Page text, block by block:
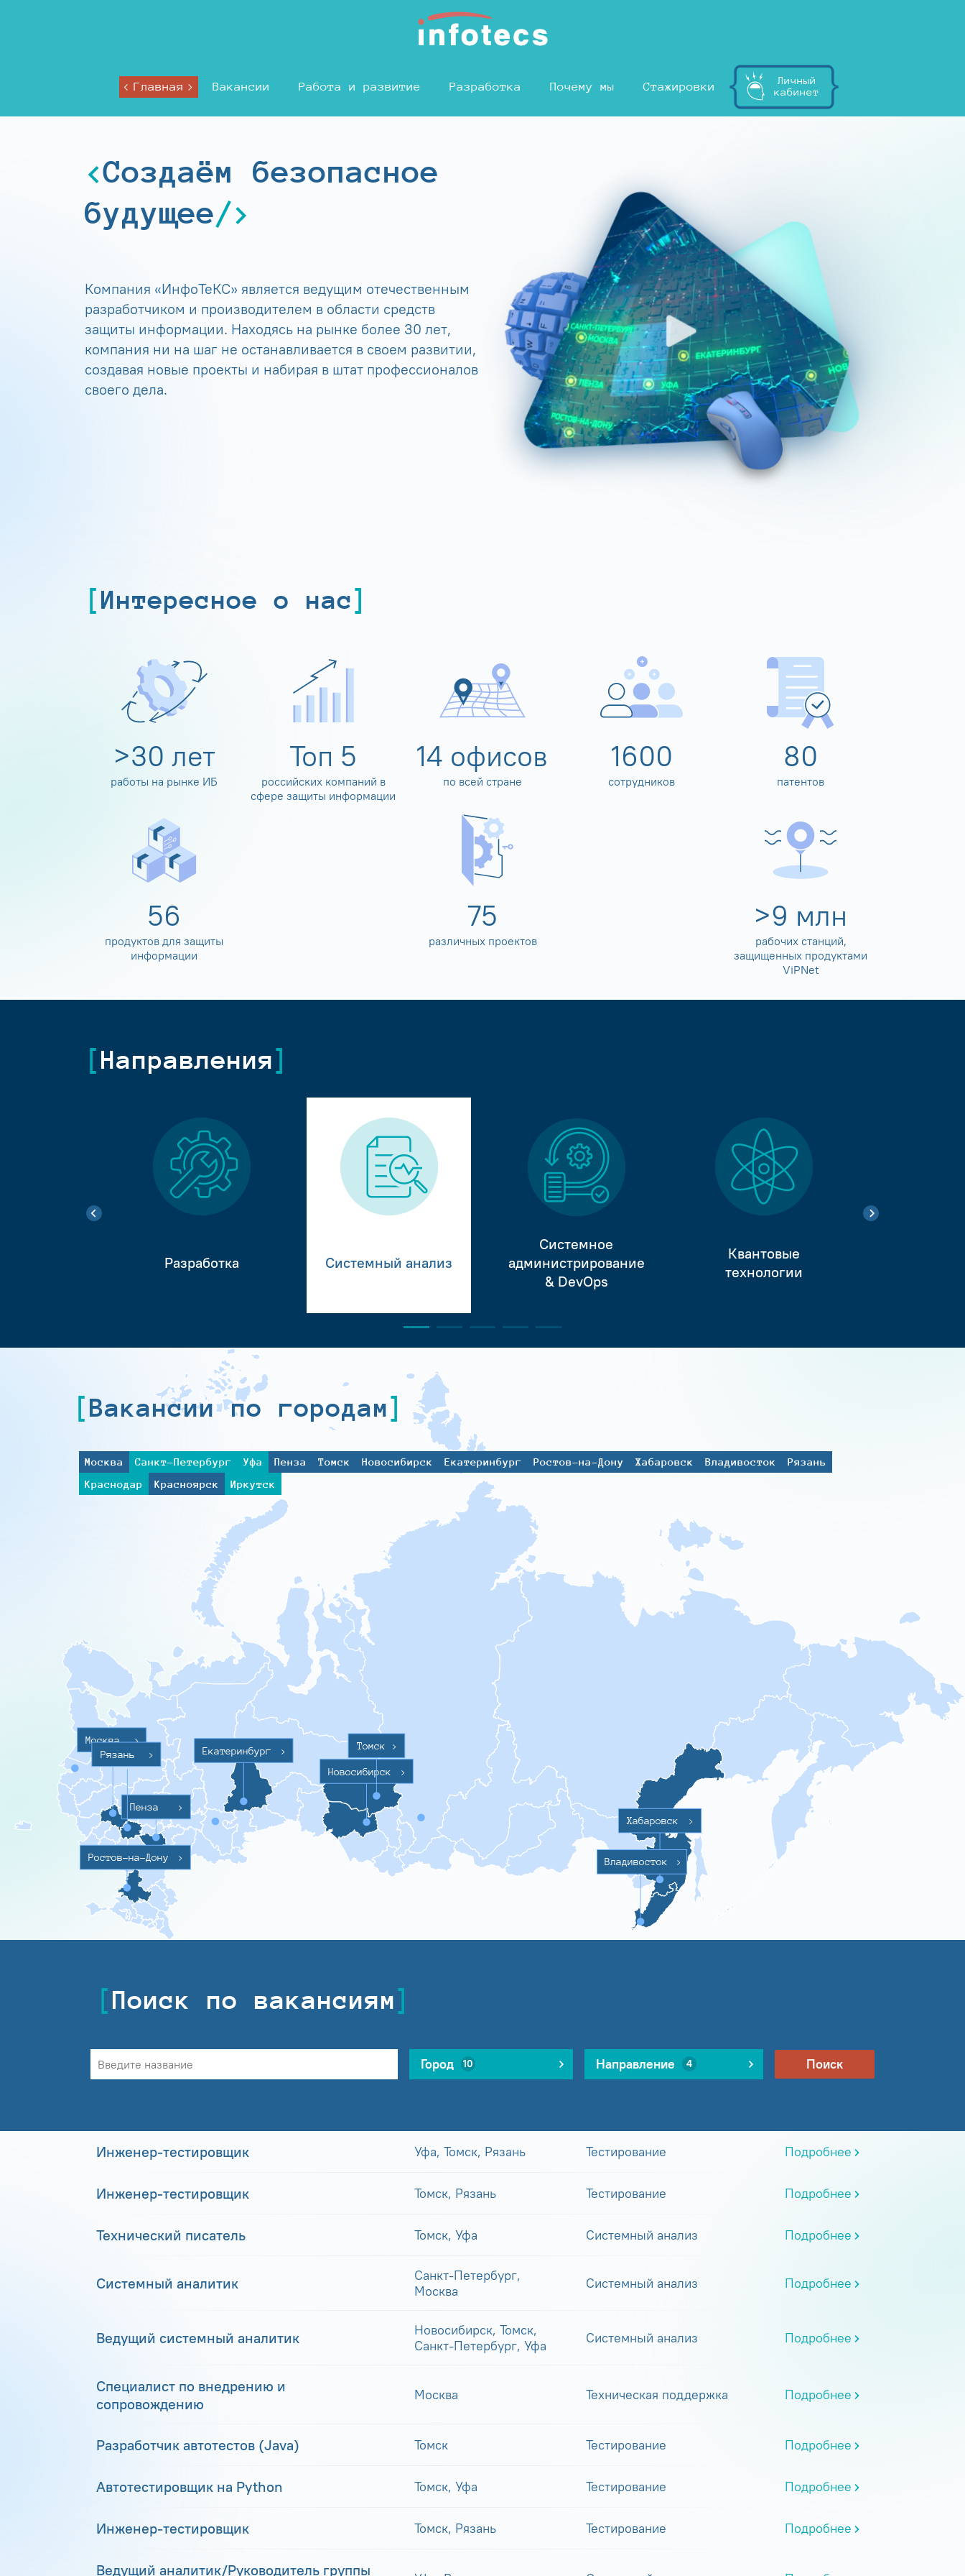
Главная Вакансии Работа и развитие Разработка Почему мы Стажировки
Личный
кабинет
Создаём безопасное
будущее
Компания «ИнфоТеКС» является ведущим отечественным
разработчиком и производителем в области средств
защиты информации. Находясь на рынке более 30 лет,
компания ни на шаг не останавливается в своем развитии,
создавая новые проекты и набирая в штат профессионалов
своего дела.
Интересное о нас
>30 лет
работы на рынке ИБ
Топ 5
российских компаний в
сфере защиты информации
14 офисов
по всей стране
1600
сотрудников
80
патентов
60
продуктов для защиты
информации
80
различных проектов
>10 млн
рабочих станций,
защищенных продуктами
ViPNet
Направления
Разработка Системный анализ
Системное
администрирование
& DevOps
Квантовые
технологии
Вакансии по городам
Москва Санкт-Петербург Уфа Пенза Томск Новосибирск Екатеринбург Ростов-на-Дону Хабаровск Владивосток
Рязань
Краснодар
Красноярск Иркутск
Москва >
Ростов-на-Дону >
Пенза >
Екатеринбург
>
Новосибирск
>
Томск >
Хабаровск >
Владивосток >
Рязань >
Поиск по вакансиям
Город 10 Направление 4 Поиск
Инженер-тестировщик Уфа, Томск, Рязань Тестирование Подробнее
Инженер-тестировщик Томск, Рязань Тестирование Подробнее
Технический писатель Томск, Уфа Системный анализ Подробнее
Системный аналитик
Санкт-Петербург,
Москва
Системный анализ Подробнее
Ведущий системный аналитик
Новосибирск, Томск,
Санкт-Петербург, Уфа
Системный анализ Подробнее
Специалист по внедрению и
сопровождению
Москва Техническая поддержка Подробнее
Разработчик автотестов (Java) Томск Тестирование Подробнее
Автотестировщик на Python Томск, Уфа Тестирование Подробнее
Инженер-тестировщик Томск, Рязань Тестирование Подробнее
Ведущий аналитик/Руководитель группы